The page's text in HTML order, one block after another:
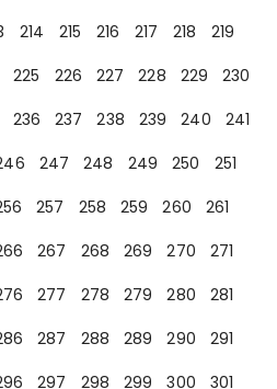
214 215 216 217 218
219
225 226 227 228 229
230
236 237 238 239 240
241
247 248 249 250
251
257 258 259 260
261
267 268 269 270
271
277 278 279 280
281
287 288 289 290
291
297 298 299 300 301